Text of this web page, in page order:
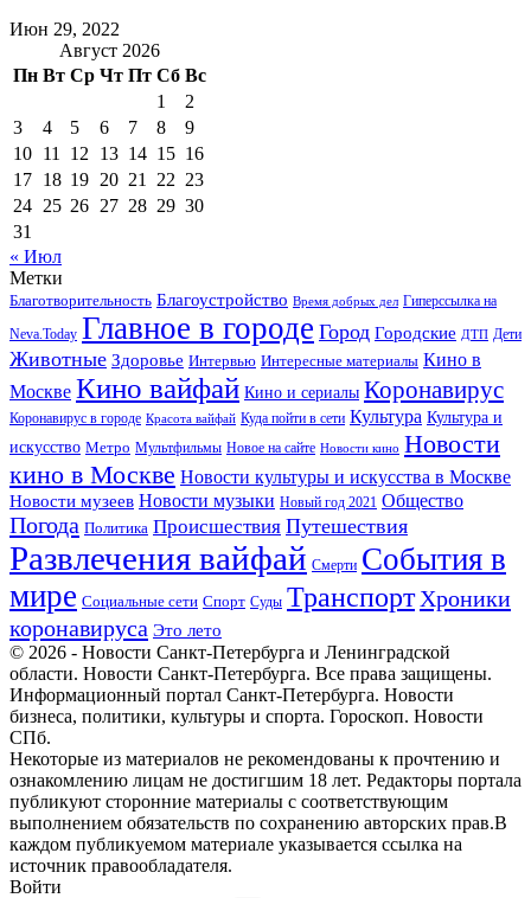
Июн 29, 2022
Август 2026
Пн Вт Ср Чт Пт Сб Вс
1
2
3
4 5 6 7 8
9
10 11 12 13 14 15 16
17 18 19 20 21 22 23
24 25 26 27 28 29 30
31
« Июл
Метки
Благотворительность Благоустройство Время добрых дел Гиперссылка на
Neva.Today Главное в городе Город Городские ДТП Дети
Животные Здоровье Интервью Интересные материалы Кино в
Москве Кино вайфай Кино и сериалы Коронавирус
Коронавирус в городе Красота вайфай Куда пойти в сети Культура Культура и
искусство Метро Мультфильмы Новое на сайте Новости кино Новости
кино в Москве Новости культуры и искусства в Москве
Новости музеев Новости музыки Новый год 2021 Общество
Погода Политика Происшествия Путешествия
Развлечения вайфай Смерти События в
мире Социальные сети Спорт Суды Транспорт Хроники
коронавируса Это лето
© 2026 - Новости Санкт-Петербурга и Ленинградской
области. Новости Санкт-Петербурга. Все права защищены.
Информационный портал Санкт-Петербурга. Новости
бизнеса, политики, культуры и спорта. Гороскоп. Новости
СПб.
Некоторые из материалов не рекомендованы к прочтению и
ознакомлению лицам не достигшим 18 лет. Редакторы портала
публикуют сторонние материалы с соответствующим
выполнением обязательств по сохранению авторских прав.В
каждом публикуемом материале указывается ссылка на
источник правообладателя.
Войти